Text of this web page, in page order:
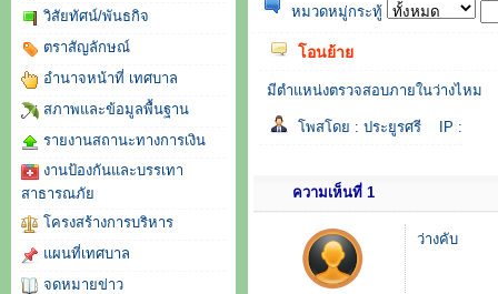
วิสัยทัศน์/พันธกิจ
ตราสัญลักษณ์
อำนาจหน้าที่ เทศบาล
สภาพและข้อมูลพื้นฐาน
รายงานสถานะทางการเงิน
งานป้องกันและบรรเทา
สาธารณภัย
โครงสร้างการบริหาร
แผนที่เทศบาล
จดหมายข่าว
หมวดหมู่กระทู้
โอนย้าย
มีตำแหน่งตรวจสอบภายในว่างไหม
โพสโดย : ประยูรศรี IP :
ความเห็นที่ 1
ว่างคับ